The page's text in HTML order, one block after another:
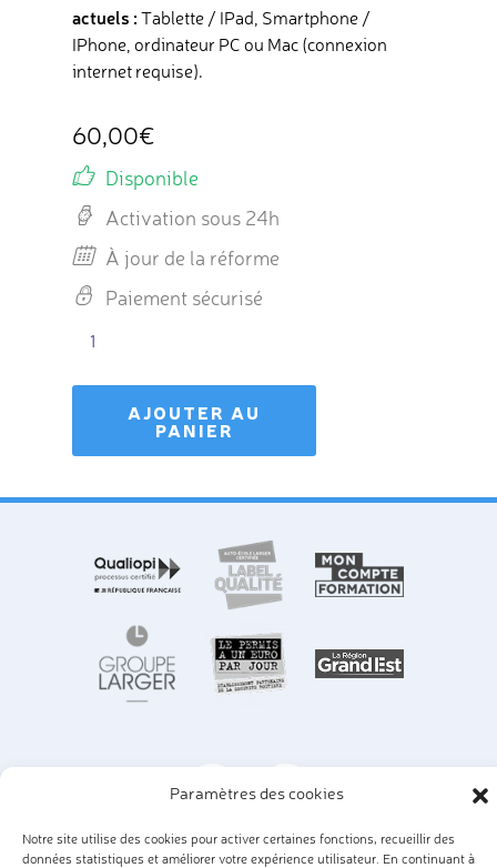
Paramètres des cookies
Notre site utilise des cookies pour activer certaines fonctions, recueillir des
données statistiques et améliorer votre expérience utilisateur. En continuant à
actuels :
Tablette / IPad, Smartphone /
IPhone, ordinateur PC ou Mac (connexion
internet requise).
60,00€
Disponible
Activation sous 24h
À jour de la réforme
Paiement sécurisé
AJOUTER AU
PANIER
Nos lieux d'examens Nos pistes Nos véhicules